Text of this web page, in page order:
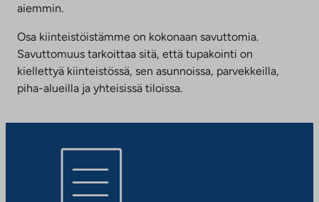
aiemmin.
Osa kiinteistöistämme on kokonaan savuttomia.
Savuttomuus tarkoittaa sitä, että tupakointi on
kiellettyä kiinteistössä, sen asunnoissa, parvekkeilla,
piha-alueilla ja yhteisissä tiloissa.